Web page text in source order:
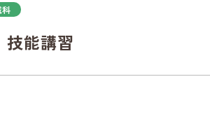
科
技能講習